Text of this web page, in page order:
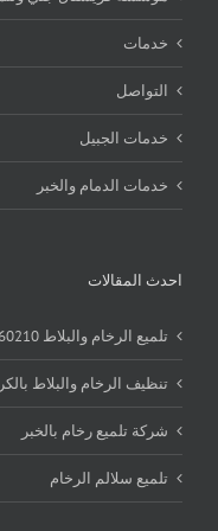
خدمات
التواصل
خدمات الجبيل
خدمات الدمام والخبر
احدث المقالات
تلميع الرخام والبلاط 0553960210
تنظيف الرخام والبلاط
شركة تلميع رخام بالخبر
تلميع سلالم الرخام